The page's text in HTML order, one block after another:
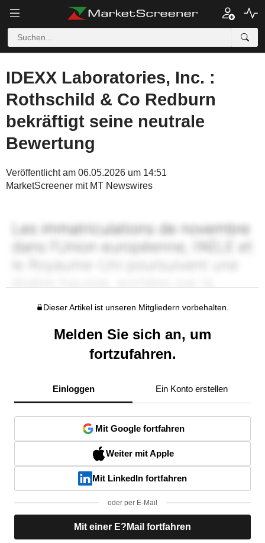
IDEXX Laboratories, Inc. :
Rothschild & Co Redburn
bekräftigt seine neutrale
Bewertung
Veröffentlicht am 06.05.2026 um 14:51
MarketScreener mit MT Newswires
Dieser Artikel ist unseren Mitgliedern vorbehalten.
Melden Sie sich an, um
fortzufahren.
Einloggen Ein Konto erstellen
Mit Google fortfahren
Weiter mit Apple
Mit LinkedIn fortfahren
oder per E-Mail
Mit einer E?Mail fortfahren